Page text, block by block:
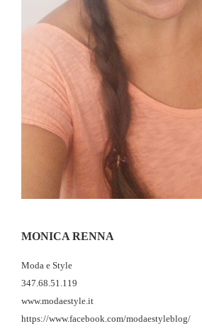
MONICA RENNA
Moda e Style
347.68.51.119
www.modaestyle.it
https://www.facebook.com/modaestyleblog/